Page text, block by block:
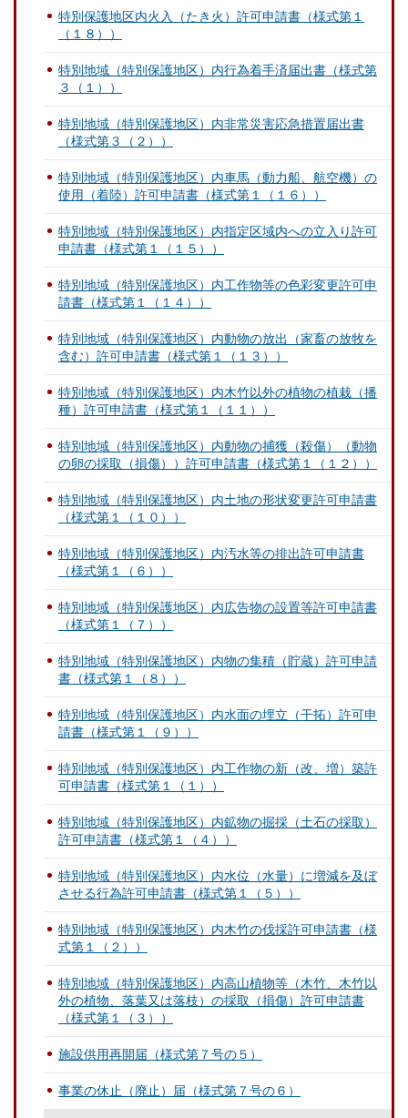
特別保護地区内火入（たき火）許可申請書（様式第１
（１８））
特別地域（特別保護地区）内行為着手済届出書（様式第
３（１））
特別地域（特別保護地区）内非常災害応急措置届出書
（様式第３（２））
特別地域（特別保護地区）内車馬（動力船、航空機）の
使用（着陸）許可申請書（様式第１（１６））
特別地域（特別保護地区）内指定区域内への立入り許可
申請書（様式第１（１５））
特別地域（特別保護地区）内工作物等の色彩変更許可申
請書（様式第１（１４））
特別地域（特別保護地区）内動物の放出（家畜の放牧を
含む）許可申請書（様式第１（１３））
特別地域（特別保護地区）内木竹以外の植物の植栽（播
種）許可申請書（様式第１（１１））
特別地域（特別保護地区）内動物の捕獲（殺傷）（動物
の卵の採取（損傷））許可申請書（様式第１（１２））
特別地域（特別保護地区）内土地の形状変更許可申請書
（様式第１（１０））
特別地域（特別保護地区）内汚水等の排出許可申請書
（様式第１（６））
特別地域（特別保護地区）内広告物の設置等許可申請書
（様式第１（７））
特別地域（特別保護地区）内物の集積（貯蔵）許可申請
書（様式第１（８））
特別地域（特別保護地区）内水面の埋立（干拓）許可申
請書（様式第１（９））
特別地域（特別保護地区）内工作物の新（改、増）築許
可申請書（様式第１（１））
特別地域（特別保護地区）内鉱物の掘採（土石の採取）
許可申請書（様式第１（４））
特別地域（特別保護地区）内水位（水量）に増減を及ぼ
させる行為許可申請書（様式第１（５））
特別地域（特別保護地区）内木竹の伐採許可申請書（様
式第１（２））
特別地域（特別保護地区）内高山植物等（木竹、木竹以
外の植物、落葉又は落枝）の採取（損傷）許可申請書
（様式第１（３））
施設供用再開届（様式第７号の５）
事業の休止（廃止）届（様式第７号の６）